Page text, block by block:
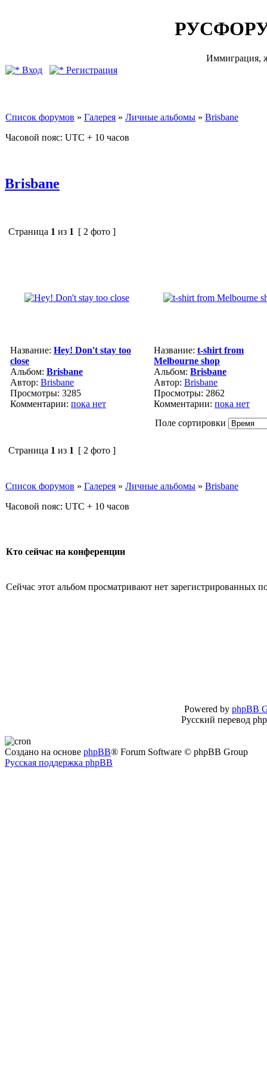
Иммиграция,
Вход
Регистрация
Список форумов » Галерея » Личные альбомы » Brisbane
Часовой пояс: UTC + 10 часов
Brisbane
Страница 1 из 1 [ 2 фото ]
Название: Hey! Don't stay too
close
Альбом: Brisbane
Автор: Brisbane
Просмотры: 3285
Комментарии: пока нет
Название: t-shirt from
Melbourne shop
Альбом: Brisbane
Автор: Brisbane
Просмотры: 2862
Комментарии: пока нет
Поле сортировки
Страница 1 из 1 [ 2 фото ]
Список форумов » Галерея » Личные альбомы » Brisbane
Часовой пояс: UTC + 10 часов
Кто сейчас на конференции
Сейчас этот альбом просматривают нет зарегистрированных
Powered by phpBB
Русский перевод
Создано на основе phpBB® Forum Software © phpBB Group
Русская поддержка phpBB